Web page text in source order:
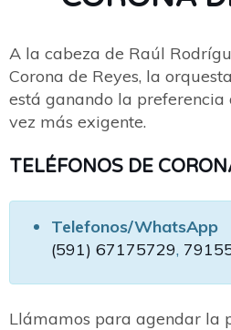
A la cabeza de Raúl
Corona de Reyes, la
está ganando la
vez más exigente.
TELÉFONOS DE
Telefonos/WhatsApp
(591) 67175729,
Llámamos para agendar la